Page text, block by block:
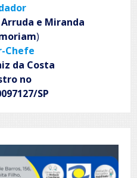
e Miranda
)
Chefe
da Costa
no
SP